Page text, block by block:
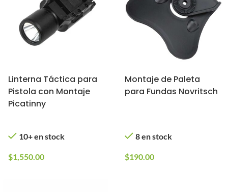
Linterna Táctica para
Pistola con Montaje
Picatinny
10+ en stock
$1,550.00
Montaje de Paleta
para Fundas Novritsch
8 en stock
$190.00